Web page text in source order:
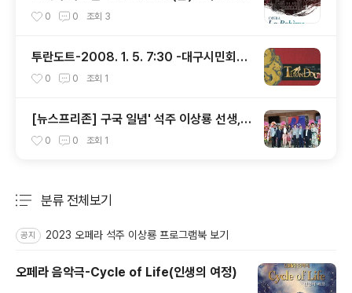
-성주문화예술회관
0 0 조회 3
투란도트-2008. 1. 5. 7:30 -대구시민회관
대공연장
0 0 조회 1
[뉴스프리존] 구국 일념' 석주 이상룡 선생,
오페라 재현
0 0 조회 1
분류 전체보기
공지 2023 오페라 석주 이상룡 프로그램북 보기
오페라 음악극-Cycle of Life(인생의 여정)